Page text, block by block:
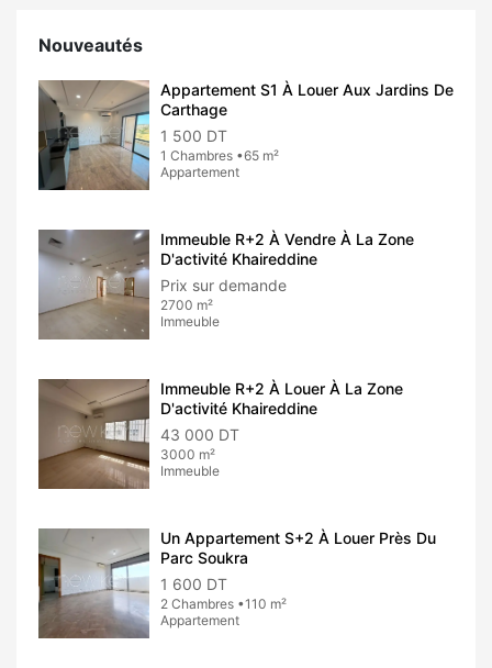
Nouveautés
Appartement S1 À Louer Aux Jardins De
Carthage
1 500 DT
1 Chambres •65 m²
Appartement
Immeuble R+2 À Vendre À La Zone
D'activité Khaireddine
Prix sur demande
2700 m²
Immeuble
Immeuble R+2 À Louer À La Zone
D'activité Khaireddine
43 000 DT
3000 m²
Immeuble
Un Appartement S+2 À Louer Près Du
Parc Soukra
1 600 DT
2 Chambres •110 m²
Appartement